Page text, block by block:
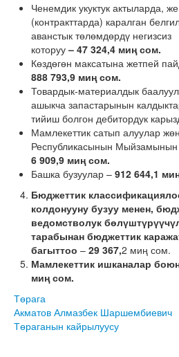
Ченемдик укуктук актыларда,
(контракттарда) каралган
аванстык төлөмдөрдү негизсиз
которуу– 47 324,4 миң сом.
Көздөгөн максатына жетпей
888 793,9 миң сом.
Товардык-материалдык
ашыкча запастарынын
тийиш болгон дебитордук
Мамлекеттик сатып алуулар
Республикасынын Мыйзамынын
6 909,9 миң сом.
Башка бузуулар – 912 644,1
Бюджеттик
колдонууну бузуу менен,
ведомстволук
тарабынан бюджеттик
багыттоо – 29 367,2 миң сом.
Мамлекеттик ишканалар
миң сом.
Төрага
Акматов Алмазбек Шаршембиевич
Төраганын кайрылуусу